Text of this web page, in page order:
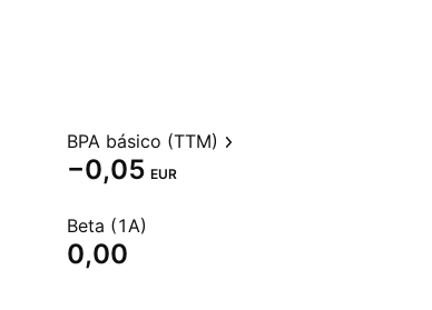
BPA básico (TTM)
−0,05 EUR
Beta (1A)
0,00